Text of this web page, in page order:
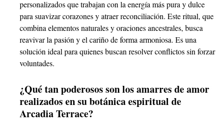
personalizados que trabajan con la energía más pura y dulce
para suavizar corazones y atraer reconciliación. Este ritual, que
combina elementos naturales y oraciones ancestrales, busca
reavivar la pasión y el cariño de forma armoniosa. Es una
solución ideal para quienes buscan resolver conflictos sin forzar
voluntades.
¿Qué tan poderosos son los amarres de amor
realizados en su botánica espiritual de
Arcadia Terrace?